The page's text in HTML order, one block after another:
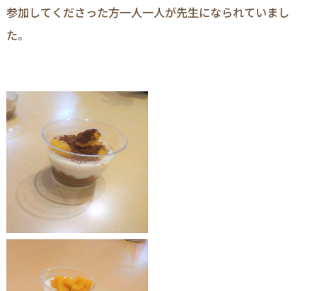
参加してくださった方一人一人が先生になられていまし
た。